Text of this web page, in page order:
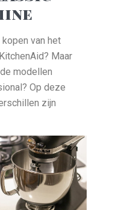
van het
Maar
modellen
Op deze
zijn